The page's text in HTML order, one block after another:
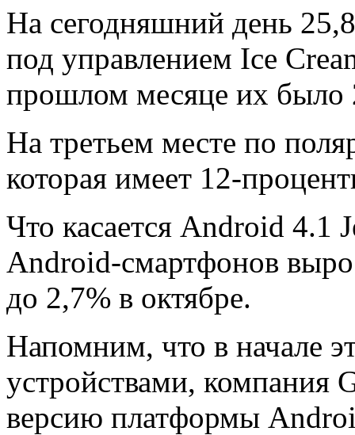
На сегодняшний день
под управлением Ice
прошлом месяце их было
На третьем месте по
которая имеет 12-
Что касается Android 4.1
Android-смартфонов
до 2,7% в октябре.
Напомним, что в начале
устройствами, компания
версию платформы